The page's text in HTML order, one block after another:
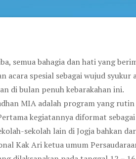
semua bahagia dan hati yang
acara spesial sebagai wujud
di bulan penuh kebarakahan ini.
MIA adalah program yang
kegiatannya diformat
sekolah lain di Jogja bahkan
Kak Ari ketua umum